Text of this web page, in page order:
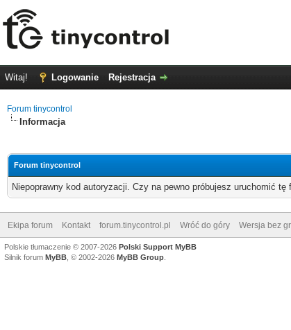
Witaj! Logowanie Rejestracja
Forum tinycontrol
Informacja
Forum tinycontrol
Niepoprawny kod autoryzacji. Czy na pewno próbujesz uruchomić
Ekipa forum Kontakt forum.tinycontrol.pl Wróć do góry Wersja bez
Polskie tłumaczenie © 2007-2026 Polski Support MyBB
Silnik forum MyBB , © 2002-2026 MyBB Group